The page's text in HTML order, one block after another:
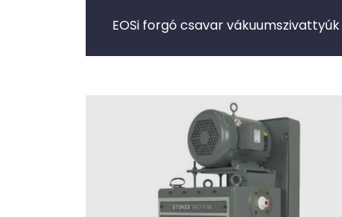
EOSi forgó csavar vákuumszivattyúk